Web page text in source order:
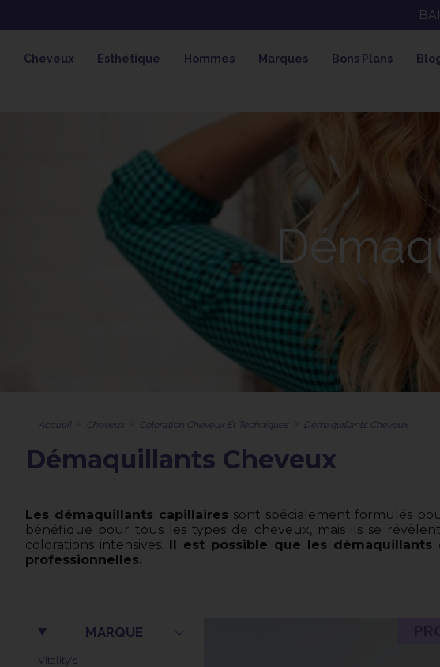
OFFRE SPÉCIALE SOLAIRE SKEYMZEE !
Cheveux Esthétique Hommes Marques Bons Plans
Accueil Cheveux Coloration Cheveux Et Techniques Démaquillants Cheveux
Démaquillants Cheveux
Les démaquillants capillaires sont spécialement formulés
bénéfique pour tous les types de cheveux, mais ils se
colorations intensives. Il est possible que les démaquillants
professionnelles.
MARQUE
Vitality's